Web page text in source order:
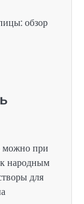
можно при
народным
для